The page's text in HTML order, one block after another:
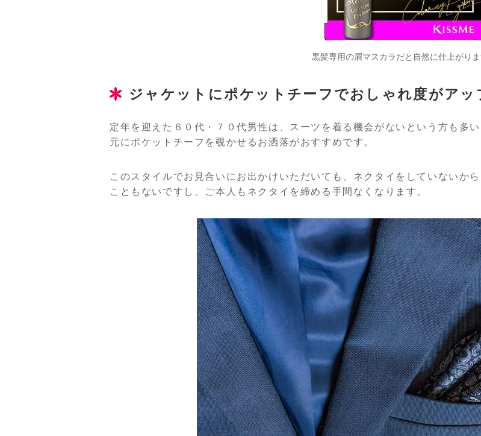
黒髪専用の眉マスカラだと自然に仕上がりま
ジャケットにポケットチーフでおしゃれ度がアッ
定年を迎えた６０代・７０代男性は、スーツを着る機会がないという方も多
元にポケットチーフを覗かせるお洒落がおすすめです。
このスタイルでお見合いにお出かけいただいても、ネクタイをしていないか
こともないですし、ご本人もネクタイを締める手間なくなります。